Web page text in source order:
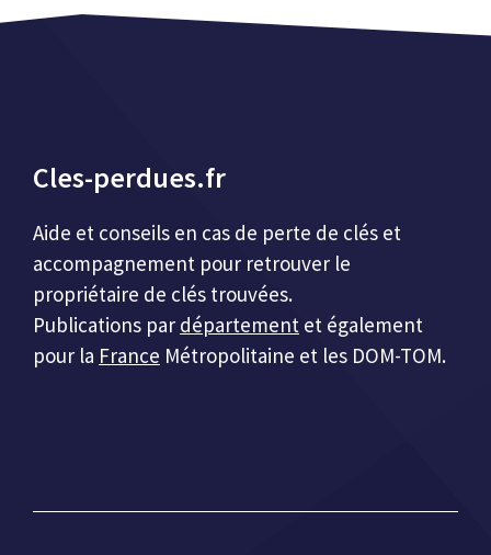
Cles-perdues.fr
Aide et conseils en cas de perte de clés et
accompagnement pour retrouver le
propriétaire de clés trouvées.
Publications par département et également
pour la France Métropolitaine et les DOM-TOM.